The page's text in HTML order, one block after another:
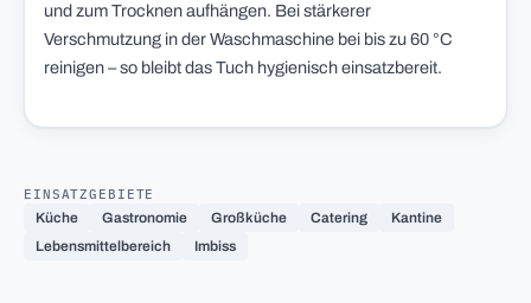
und zum Trocknen aufhängen. Bei stärkerer
Verschmutzung in der Waschmaschine bei bis zu 60 °C
reinigen – so bleibt das Tuch hygienisch einsatzbereit.
EINSATZGEBIETE
Küche
Gastronomie Großküche Catering
Kantine
Lebensmittelbereich
Imbiss